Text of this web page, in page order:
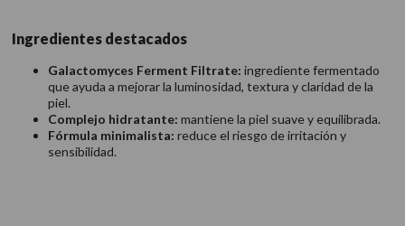
Ingredientes destacados
Galactomyces Ferment Filtrate: ingrediente fermentado
que ayuda a mejorar la luminosidad, textura y claridad de la
piel.
Complejo hidratante: mantiene la piel suave y equilibrada.
Fórmula minimalista: reduce el riesgo de irritación y
sensibilidad.